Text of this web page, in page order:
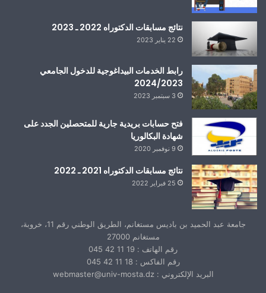
نتائج مسابقات الدكتوراه 2022 ـ 2023
22 يناير 2023
رابط الخدمات البيداغوجية للدخول الجامعي
2024/2023
3 سبتمبر 2023
فتح حسابات بريدية جارية للمتحصلين الجدد على
شهادة البكالوريا
9 نوفمبر 2020
نتائج مسابقات الدكتوراه 2021 ـ 2022
25 فبراير 2022
جامعة عبد الحميد بن باديس مستغانم، الطريق الوطني رقم 11، خروبة،
مستغانم 27000
رقم الهاتف : 19 11 42 045
رقم الفاكس : 18 11 42 045
البريد الإلكتروني : webmaster@univ-mosta.dz